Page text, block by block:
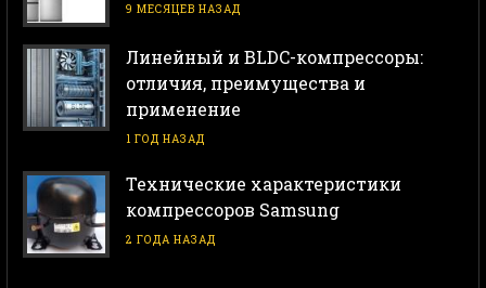
9 МЕСЯЦЕВ НАЗАД
Линейный и BLDC-компрессоры:
отличия, преимущества и
применение
1 ГОД НАЗАД
Технические характеристики
компрессоров Samsung
2 ГОДА НАЗАД